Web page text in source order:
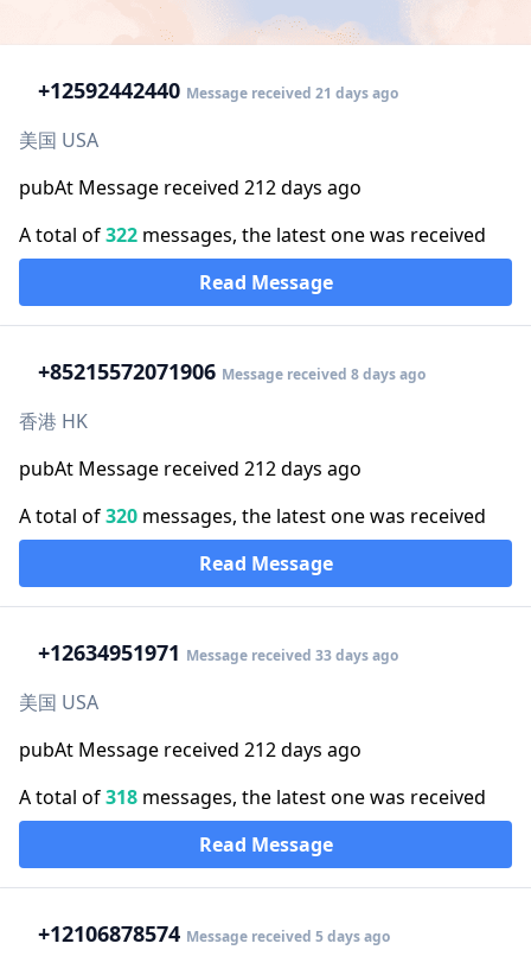
+12592442440 Message received 21 days ago
美国 USA
pubAt Message received 212 days ago
A total of322 messages, the latest one was received
Read Message
+85215572071906 Message received 8 days ago
香港 HK
pubAt Message received 212 days ago
A total of320 messages, the latest one was received
Read Message
+12634951971 Message received 33 days ago
美国 USA
pubAt Message received 212 days ago
A total of318 messages, the latest one was received
Read Message
+12106878574 Message received 5 days ago